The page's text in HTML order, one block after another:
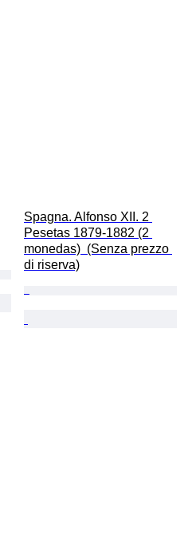
Spagna. Alfonso XII. 2
Pesetas 1879-1882 (2
monedas)  (Senza prezzo
di riserva)